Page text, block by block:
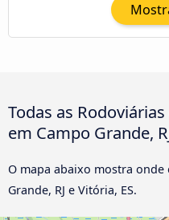
Todas as
em Campo Grande,
O mapa abaixo mostra
Grande, RJ e Vitória, ES.